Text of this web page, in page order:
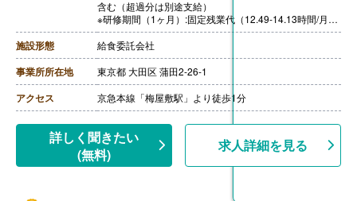
含む（超過分は別途支給）
※研修期間（1ヶ月）:固定残業代（12.49-14.13時間/月）
27,000円-30,000円
［その他手当］
・時間外勤務手当
・休日勤務手当
・深夜勤務手当（22:00-翌05:00）
・休業手当
【賞与】年2回
【昇給】あり（年1回）
施設形態 給食委託会社
事業所所在地 東京都 大田区 蒲田2-26-1
アクセス 京急本線「梅屋敷駅」より徒歩1分
詳しく聞きたい
(無料)
求人詳細を見る